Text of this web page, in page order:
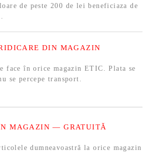
de peste 200 de lei beneficiaza de
DIN MAGAZIN
face în orice magazin ETIC. Plata se
se percepe transport.
MAGAZIN — GRATUITĂ
dumneavoastră la orice magazin